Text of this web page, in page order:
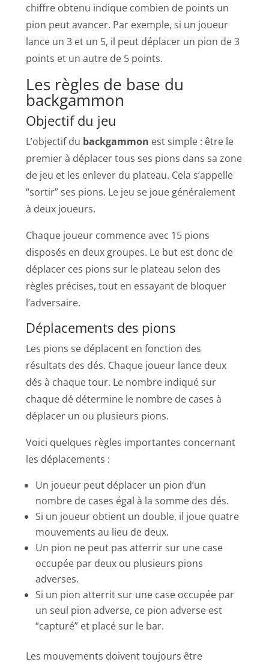
chiffre obtenu indique combien de points un
pion peut avancer. Par exemple, si un joueur
lance un 3 et un 5, il peut déplacer un pion de 3
points et un autre de 5 points.
Les règles de base du
backgammon
Objectif du jeu
L’objectif du backgammon est simple : être le
premier à déplacer tous ses pions dans sa zone
de jeu et les enlever du plateau. Cela s’appelle
“sortir” ses pions. Le jeu se joue généralement
à deux joueurs.
Chaque joueur commence avec 15 pions
disposés en deux groupes. Le but est donc de
déplacer ces pions sur le plateau selon des
règles précises, tout en essayant de bloquer
l’adversaire.
Déplacements des pions
Les pions se déplacent en fonction des
résultats des dés. Chaque joueur lance deux
dés à chaque tour. Le nombre indiqué sur
chaque dé détermine le nombre de cases à
déplacer un ou plusieurs pions.
Voici quelques règles importantes concernant
les déplacements :
Un joueur peut déplacer un pion d’un
nombre de cases égal à la somme des dés.
Si un joueur obtient un double, il joue quatre
mouvements au lieu de deux.
Un pion ne peut pas atterrir sur une case
occupée par deux ou plusieurs pions
adverses.
Si un pion atterrit sur une case occupée par
un seul pion adverse, ce pion adverse est
“capturé” et placé sur le bar.
Les mouvements doivent toujours être